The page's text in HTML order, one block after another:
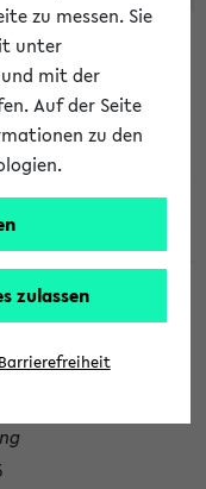
ist unbedingt
zu messen. Sie
unter
mit der
Auf der Seite
zu den
zulassen
Barrierefreiheit